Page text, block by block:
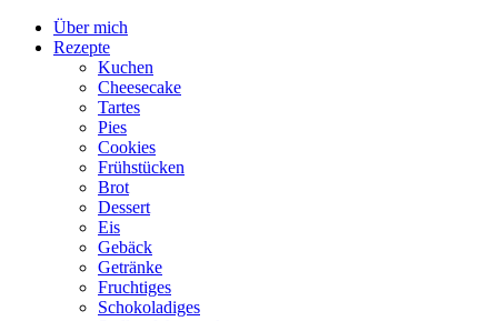
Über mich
Rezepte
Kuchen
Cheesecake
Tartes
Pies
Cookies
Frühstücken
Brot
Dessert
Eis
Gebäck
Getränke
Fruchtiges
Schokoladiges